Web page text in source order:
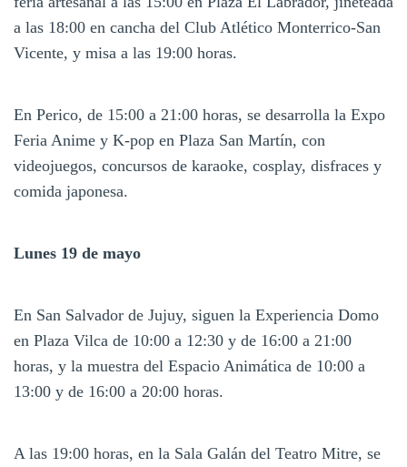
a las 18:00 en cancha del Club Atlético Monterrico-San
Vicente, y misa a las 19:00 horas.
En Perico, de 15:00 a 21:00 horas, se desarrolla la Expo
Feria Anime y K-pop en Plaza San Martín, con
videojuegos, concursos de karaoke, cosplay, disfraces y
comida japonesa.
Lunes 19 de mayo
En San Salvador de Jujuy, siguen la Experiencia Domo
en Plaza Vilca de 10:00 a 12:30 y de 16:00 a 21:00
horas, y la muestra del Espacio Animática de 10:00 a
13:00 y de 16:00 a 20:00 horas.
A las 19:00 horas, en la Sala Galán del Teatro Mitre, se